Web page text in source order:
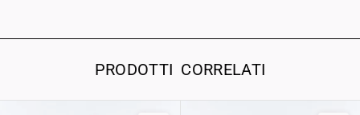
PRODOTTI CORRELATI